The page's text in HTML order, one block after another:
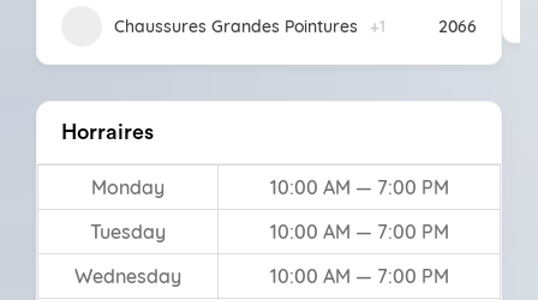
Chaussures Grandes Pointures +1 2066
Horraires
Monday
10:00 AM — 7:00 PM
Tuesday
10:00 AM — 7:00 PM
Wednesday
10:00 AM — 7:00 PM